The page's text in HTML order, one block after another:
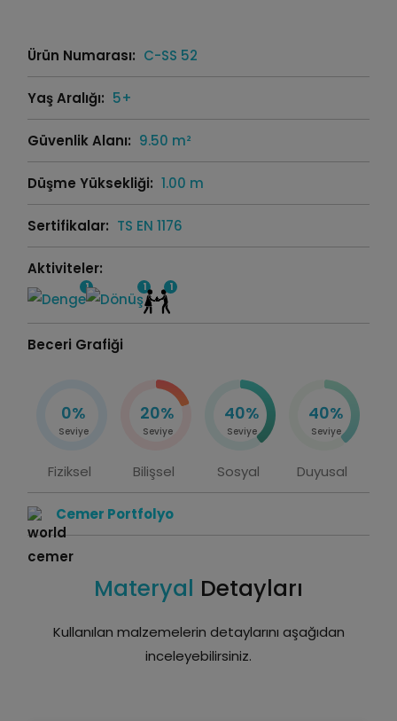
Ürün Numarası: C-SS 52
Yaş Aralığı: 5+
Güvenlik Alanı: 9.50 m²
Düşme Yüksekliği: 1.00 m
Sertifikalar: TS EN 1176
Aktiviteler:
1 1 1
Beceri Grafiği
0%
Seviye
Fiziksel
20%
Seviye
Bilişsel
40%
Seviye
Sosyal
40%
Seviye
Duyusal
Cemer Portfolyo
Materyal Detayları
Kullanılan malzemelerin detaylarını aşağıdan
inceleyebilirsiniz.